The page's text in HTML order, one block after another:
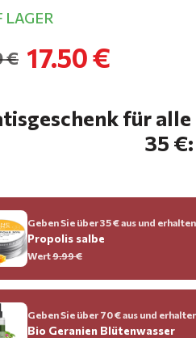
LAGER
17.50 €
€
für
35 €:
Geben Sie über 35 € aus und
Propolis salbe
Wert9.99 €
Geben Sie über 70 € aus und
Bio Geranien Blütenwasser